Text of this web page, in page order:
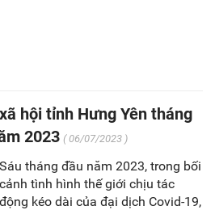
hội tỉnh Hưng Yên tháng
2023 ( 06/07/2023 )
Sáu tháng đầu năm 2023, trong bối
cảnh tình hình thế giới chịu tác
động kéo dài của đại dịch Covid-19,